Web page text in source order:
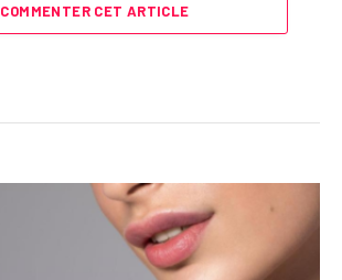
COMMENTER CET ARTICLE